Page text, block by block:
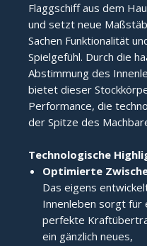
Flaggschiff aus dem
und setzt neue
Sachen Funktionalität
Spielgefühl. Durch die
Abstimmung des
bietet dieser
Performance, die
der Spitze des
Technologische
Optimierte
Das eigens
Innenleben sorgt für
perfekte
ein gänzlich neues,